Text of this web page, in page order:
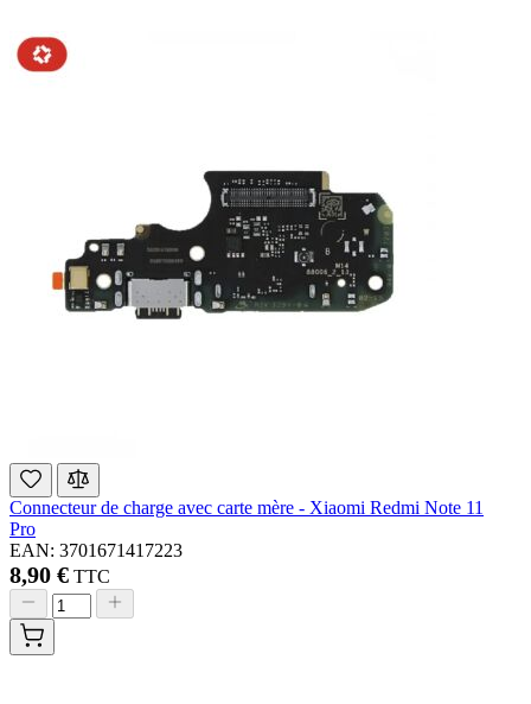
Connecteur de charge avec carte mère - Xiaomi Redmi Note 11
Pro
EAN: 3701671417223
8,90 € TTC